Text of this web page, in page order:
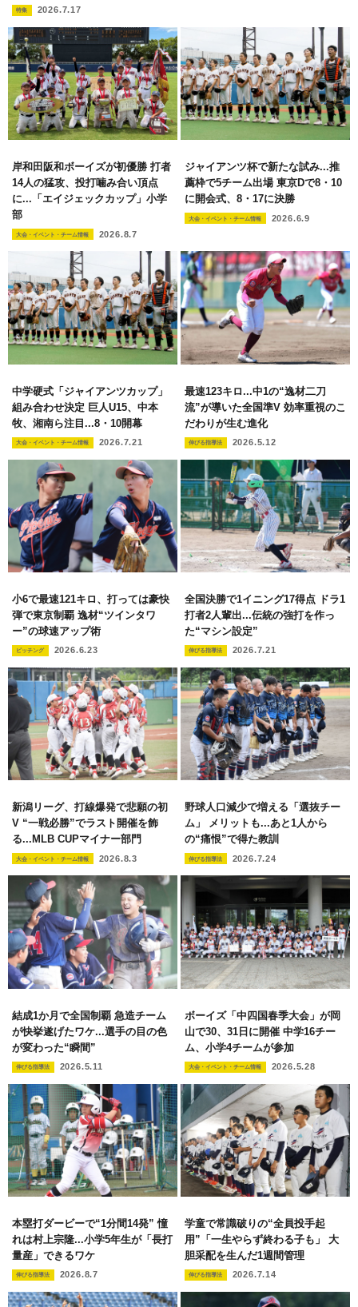
特集 2026.7.17
岸和田阪和ボーイズが初優勝 打者
14人の猛攻、投打噛み合い頂点
に...「エイジェックカップ」小学
部
大会・イベント・チーム情報 2026.8.7
ジャイアンツ杯で新たな試み...推
薦枠で5チーム出場 東京Dで8・10
に開会式、8・17に決勝
大会・イベント・チーム情報 2026.6.9
中学硬式「ジャイアンツカップ」
組み合わせ決定 巨人U15、中本
牧、湘南ら注目...8・10開幕
大会・イベント・チーム情報 2026.7.21
最速123キロ...中1の“逸材二刀
流”が導いた全国準V 効率重視のこ
だわりが生む進化
伸びる指導法 2026.5.12
小6で最速121キロ、打っては豪快
弾で東京制覇 逸材“ツインタワ
ー”の球速アップ術
ピッチング 2026.6.23
全国決勝で1イニング17得点 ドラ1
打者2人輩出...伝統の強打を作っ
た“マシン設定”
伸びる指導法 2026.7.21
新潟リーグ、打線爆発で悲願の初
V “一戦必勝”でラスト開催を飾
る...MLB CUPマイナー部門
大会・イベント・チーム情報 2026.8.3
野球人口減少で増える「選抜チー
ム」 メリットも...あと1人から
の“痛恨”で得た教訓
伸びる指導法 2026.7.24
結成1か月で全国制覇 急造チーム
が快挙遂げたワケ...選手の目の色
が変わった“瞬間”
伸びる指導法 2026.5.11
ボーイズ「中四国春季大会」が岡
山で30、31日に開催 中学16チー
ム、小学4チームが参加
大会・イベント・チーム情報 2026.5.28
本塁打ダービーで“1分間14発” 憧
れは村上宗隆...小学5年生が「長打
量産」できるワケ
伸びる指導法 2026.8.7
学童で常識破りの“全員投手起
用”「一生やらず終わる子も」 大
胆采配を生んだ1週間管理
伸びる指導法 2026.7.14